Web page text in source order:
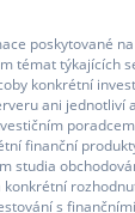
poskytované
témat týkajících
konkrétní
ani jednotliví
finanční
studia
s